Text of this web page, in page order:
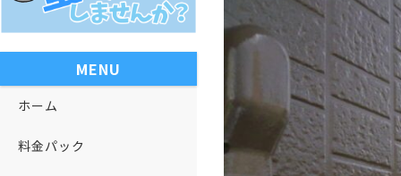
MENU
ホーム
料金パック